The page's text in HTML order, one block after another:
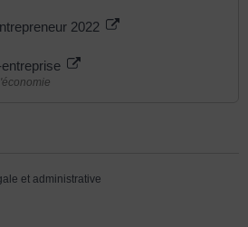
2022
et administrative